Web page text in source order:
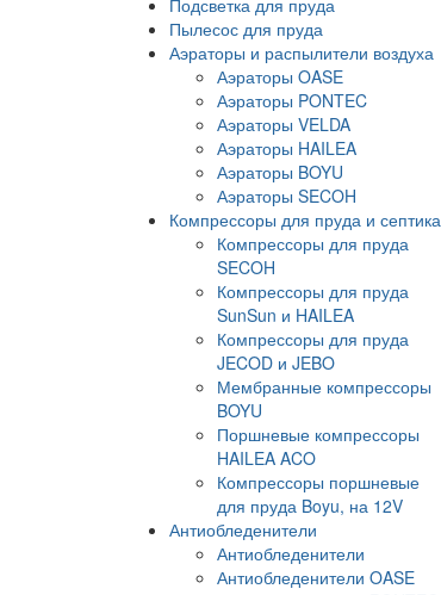
Пылесос для пруда
Аэраторы и распылители воздуха
Аэраторы OASE
Аэраторы PONTEC
Аэраторы VELDA
Аэраторы HAILEA
Аэраторы BOYU
Аэраторы SECOH
Компрессоры для пруда и септика
Компрессоры для пруда
SECOH
Компрессоры для пруда
SunSun и HAILEA
Компрессоры для пруда
JECOD и JEBO
Мембранные компрессоры
BOYU
Поршневые компрессоры
HAILEA ACO
Компрессоры поршневые
для пруда Boyu, на 12V
Антиобледенители
Антиобледенители
Антиобледенители OASE